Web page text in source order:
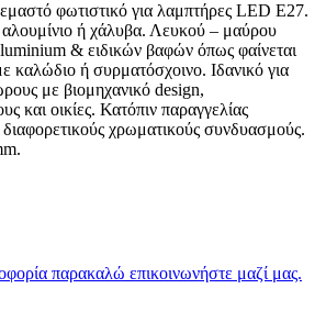
φωτιστικό για λαμπτήρες LED E27.
ή χάλυβα. Λευκού – μαύρου
& ειδικών βαφών όπως φαίνεται
καλώδιο ή συρματόσχοινο. Ιδανικό για
με βιομηχανικό design,
και οικίες. Κατόπιν παραγγελίας
χρωματικούς συνδυασμούς.
παρακαλώ επικοινωνήστε μαζί μας.